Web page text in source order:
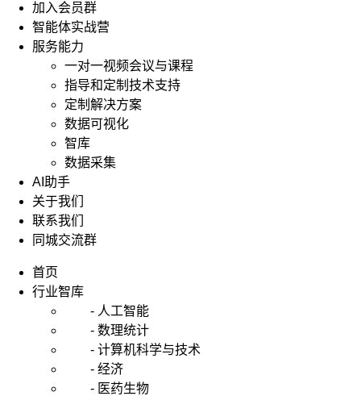
加入会员群
智能体实战营
服务能力
一对一视频会议与课程
指导和定制技术支持
定制解决方案
数据可视化
智库
数据采集
AI助手
关于我们
联系我们
同城交流群
首页
行业智库
- 人工智能
- 数理统计
- 计算机科学与技术
- 经济
- 医药生物